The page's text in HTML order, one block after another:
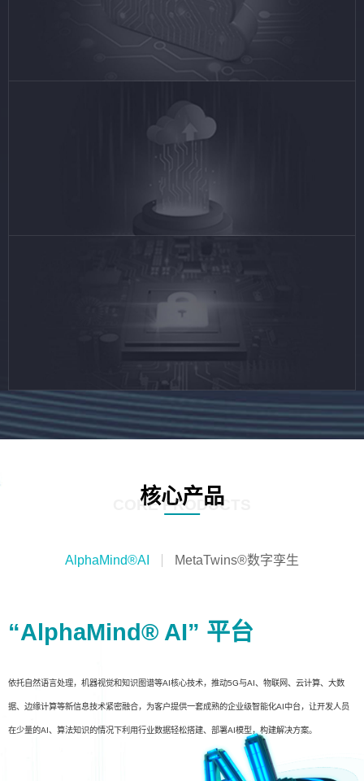
核心产品
CORE PRODUCTS
AlphaMind®AI MetaTwins®数字孪生
“AlphaMind® AI” 平台
依托自然语言处理，机器视觉和知识图谱等AI核心技术，推动5G与AI、物联网、云计算、大数
据、边缘计算等新信息技术紧密融合，为客户提供一套成熟的企业级智能化AI中台，让开发人员
在少量的AI、算法知识的情况下利用行业数据轻松搭建、部署AI模型，构建解决方案。